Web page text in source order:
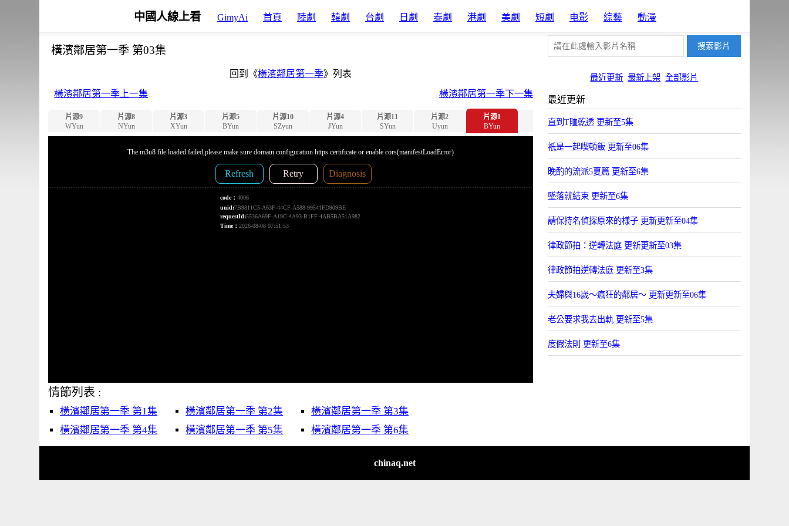
中國人線上看 GimyAi 首頁 陸劇 韓劇 台劇 日劇 泰劇 港劇 美劇 短劇 电影 綜藝 動漫
最近更新 最新上架 全部影片
橫濱鄰居第一季 第03集
回到《橫濱鄰居第一季》列表
橫濱鄰居第一季上一集
橫濱鄰居第一季下一集
片源9
WYun
片源8
NYun
片源3
XYun
片源5
BYun
片源10
SZyun
片源4
JYun
片源11
SYun
片源2
Uyun
片源1
BYun
片源6
JSYun
片源7
HYun
情節列表 :
橫濱鄰居第一季 第1集 橫濱鄰居第一季 第2集
橫濱鄰居第一季 第3集
橫濱鄰居第一季 第4集
橫濱鄰居第一季 第5集 橫濱鄰居第一季 第6集
最近更新
直到T賉乾透 更新至5集
衹是一起喫頓飯 更新至06集
晚酌的流派5夏篇 更新至6集
墜落就結束 更新至6集
請保持名偵探原來的樣子 更新更新至04集
律政節拍：逆轉法庭 更新更新至03集
律政節拍逆轉法庭 更新至3集
夫婦與16嵗～瘋狂的鄰居～ 更新更新至06集
老公要求我去出軌 更新至5集
度假法則 更新至6集
chinaq.net